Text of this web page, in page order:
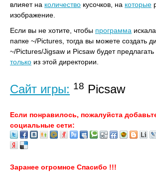
влияет на количество кусочков, на которые
изображение.
Если вы не хотите, чтобы программа
папке ~/Pictures, тогда вы можете создать
~/Pictures/Jigsaw и Picsaw будет
только из этой директории.
Сайт игры: 18 Picsaw
Если понравилось, пожалуйста
социальные сети:
Заранее огромное Спасибо !!!